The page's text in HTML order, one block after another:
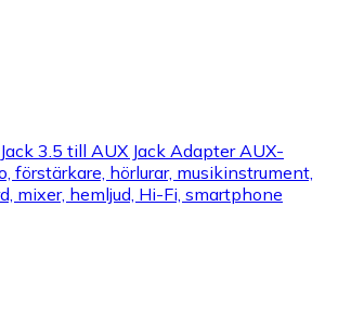
3.5 till AUX Jack Adapter AUX-
förstärkare, hörlurar, musikinstrument,
mixer, hemljud, Hi-Fi, smartphone